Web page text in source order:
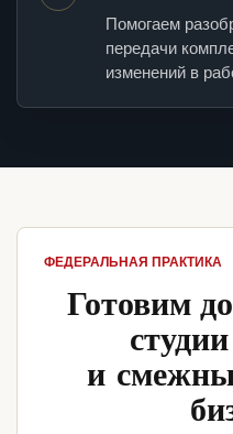
Помогаем
передачи
изменений в
ФЕДЕРАЛЬНАЯ ПРАКТИКА
Готовим
и